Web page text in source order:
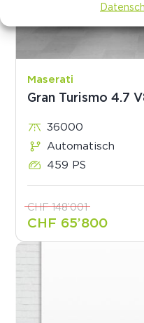
Maserati
Gran Turismo 4.7
36000
Automatisch
459 PS
CHF 148’001
CHF 65’800